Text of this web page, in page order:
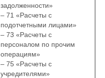
задолженности»
– 71 «Расчеты с
подотчетными лицами»
– 73 «Расчеты с
персоналом по прочим
операциям»
– 75 «Расчеты с
учредителями»